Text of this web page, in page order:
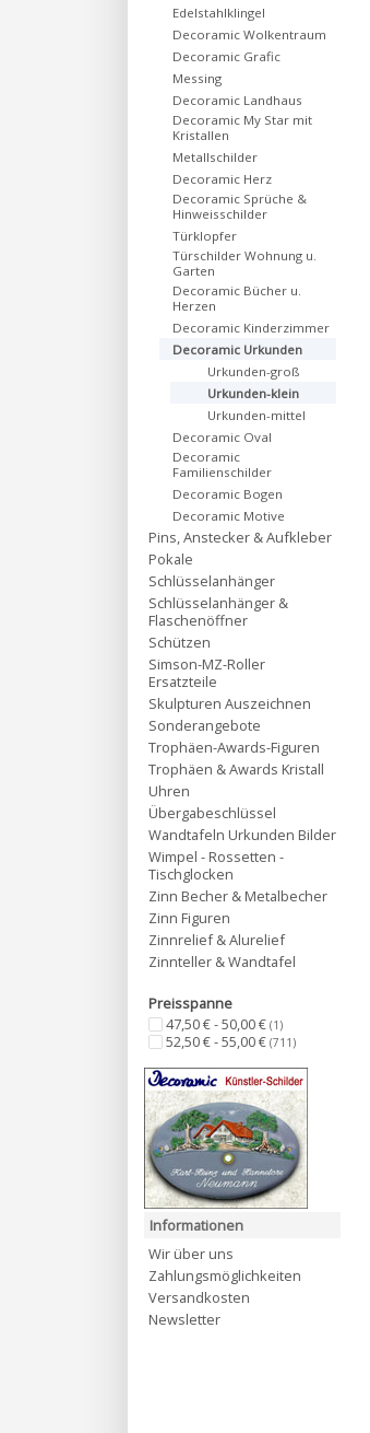
Edelstahlklingel
Decoramic Wolkentraum
Decoramic Grafic
Messing
Decoramic Landhaus
Decoramic My Star mit
Kristallen
Metallschilder
Decoramic Herz
Decoramic Sprüche &
Hinweisschilder
Türklopfer
Türschilder Wohnung u.
Garten
Decoramic Bücher u.
Herzen
Decoramic Kinderzimmer
Decoramic Urkunden
Urkunden-groß
Urkunden-klein
Urkunden-mittel
Decoramic Oval
Decoramic
Familienschilder
Decoramic Bogen
Decoramic Motive
Pins, Anstecker & Aufkleber
Pokale
Schlüsselanhänger
Schlüsselanhänger &
Flaschenöffner
Schützen
Simson-MZ-Roller
Ersatzteile
Skulpturen Auszeichnen
Sonderangebote
Trophäen-Awards-Figuren
Trophäen & Awards Kristall
Uhren
Übergabeschlüssel
Wandtafeln Urkunden Bilder
Wimpel - Rossetten -
Tischglocken
Zinn Becher & Metalbecher
Zinn Figuren
Zinnrelief & Alurelief
Zinnteller & Wandtafel
Preisspanne
47,50 € - 50,00 € (1)
52,50 € - 55,00 € (711)
Informationen
Wir über uns
Zahlungsmöglichkeiten
Versandkosten
Newsletter